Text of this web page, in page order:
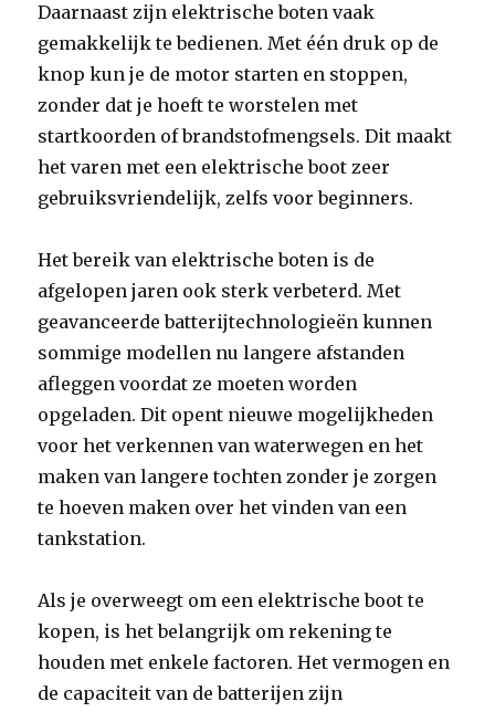
Daarnaast zijn elektrische boten vaak
gemakkelijk te bedienen. Met één druk op de
knop kun je de motor starten en stoppen,
zonder dat je hoeft te worstelen met
startkoorden of brandstofmengsels. Dit maakt
het varen met een elektrische boot zeer
gebruiksvriendelijk, zelfs voor beginners.
Het bereik van elektrische boten is de
afgelopen jaren ook sterk verbeterd. Met
geavanceerde batterijtechnologieën kunnen
sommige modellen nu langere afstanden
afleggen voordat ze moeten worden
opgeladen. Dit opent nieuwe mogelijkheden
voor het verkennen van waterwegen en het
maken van langere tochten zonder je zorgen
te hoeven maken over het vinden van een
tankstation.
Als je overweegt om een elektrische boot te
kopen, is het belangrijk om rekening te
houden met enkele factoren. Het vermogen en
de capaciteit van de batterijen zijn